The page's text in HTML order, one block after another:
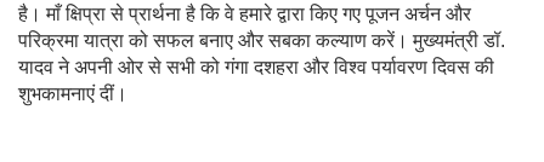
है। माँ क्षिप्रा से प्रार्थना है कि वे हमारे द्वारा किए गए पूजन अर्चन और
परिक्रमा यात्रा को सफल बनाए और सबका कल्याण करें। मुख्यमंत्री डॉ.
यादव ने अपनी ओर से सभी को गंगा दशहरा और विश्व पर्यावरण दिवस की
शुभकामनाएं दीं।